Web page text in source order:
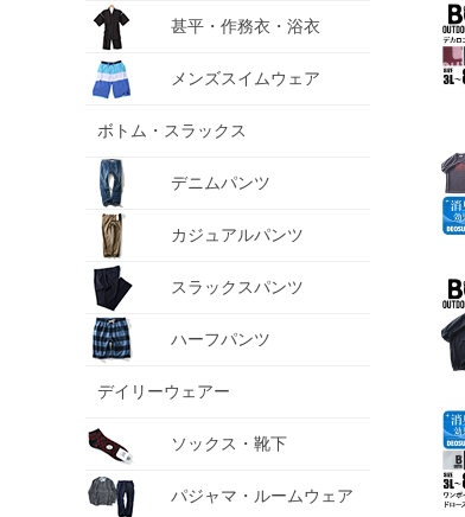
甚平・作務衣・浴衣
メンズスイムウェア
ボトム・スラックス
デニムパンツ
カジュアルパンツ
スラックスパンツ
ハーフパンツ
デイリーウェアー
ソックス・靴下
パジャマ・ルームウェア